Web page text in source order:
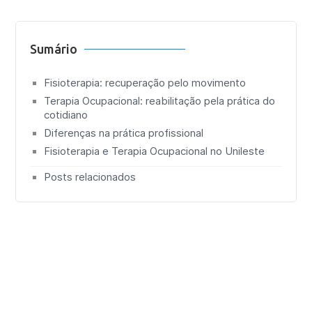
Sumário
Fisioterapia: recuperação pelo movimento
Terapia Ocupacional: reabilitação pela prática do
cotidiano
Diferenças na prática profissional
Fisioterapia e Terapia Ocupacional no Unileste
Posts relacionados